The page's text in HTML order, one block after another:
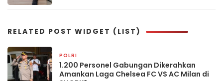
RELATED POST WIDGET (LIST)
POLRI
1.200 Personel Gabungan Dikerahkan
Amankan Laga Chelsea FC VS AC Milan di